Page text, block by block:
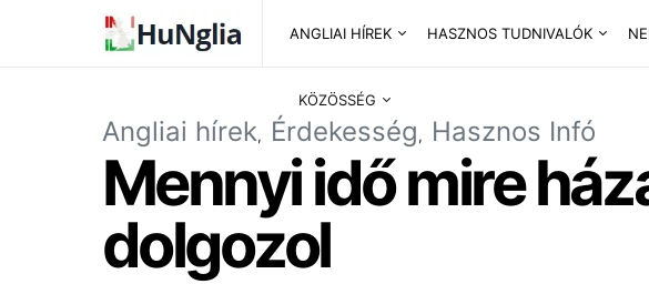
ANGLIAI HÍREK HASZNOS TUDNIVALÓK
KÖZÖSSÉG
Angliai hírek Érdekesség Hasznos Infó
Mennyi idő mire
dolgozol